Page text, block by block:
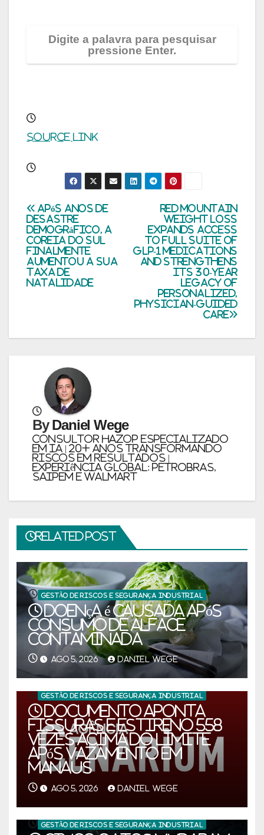
Digite a palavra para pesquisar
pressione Enter.
Source link
Navegação
de
Post
Red Mountain
Weight Loss
Expands Access
to Full Suite of
GLP-1 Medications
and Strengthens
Its 30-Year
Legacy of
Personalized,
Physician-Guided
Care
Após anos de
desastre
demográfico, a
Coreia do Sul
finalmente
aumentou a sua
taxa de
natalidade
ByDaniel Wege
Consultor HAZOP Especializado
em IA | 20+ Anos Transformando
Riscos em Resultados |
Experiência Global: PETROBRAS,
SAIPEM e WALMART
Related Post
GESTÃO DE RISCOS E SEGURANÇA INDUSTRIAL
doença é causada após
consumo de alface
contaminada
AGO 5, 2026 DANIEL WEGE
GESTÃO DE RISCOS E SEGURANÇA INDUSTRIAL
Documento aponta
fissuras e estireno 558
vezes acima do limite
após vazamento em
Manaus
AGO 5, 2026 DANIEL WEGE
GESTÃO DE RISCOS E SEGURANÇA INDUSTRIAL